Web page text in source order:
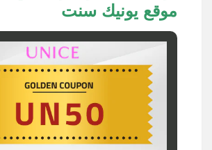
موقع يونيك سنت